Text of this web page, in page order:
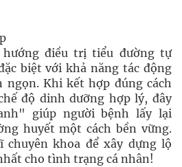
hướng điều trị tiểu đường tự
biệt với khả năng tác động
ngọn. Khi kết hợp đúng cách
độ dinh dưỡng hợp lý, đây
giúp người bệnh lấy lại
huyết một cách bền vững.
chuyên khoa để xây dựng lộ
cho tình trạng cá nhân!